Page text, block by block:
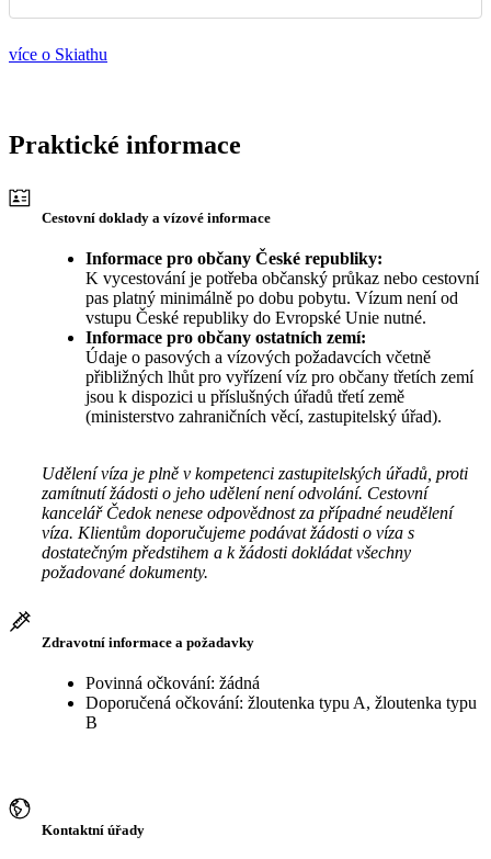
více o Skiathu
Praktické informace
Cestovní doklady a vízové informace
Informace pro občany České republiky:
K vycestování je potřeba občanský průkaz nebo cestovní
pas platný minimálně po dobu pobytu. Vízum není od
vstupu České republiky do Evropské Unie nutné.
Informace pro občany ostatních zemí:
Údaje o pasových a vízových požadavcích včetně
přibližných lhůt pro vyřízení víz pro občany třetích zemí
jsou k dispozici u příslušných úřadů třetí země
(ministerstvo zahraničních věcí, zastupitelský úřad).
Udělení víza je plně v kompetenci zastupitelských úřadů, proti
zamítnutí žádosti o jeho udělení není odvolání. Cestovní
kancelář Čedok nenese odpovědnost za případné neudělení
víza. Klientům doporučujeme podávat žádosti o víza s
dostatečným předstihem a k žádosti dokládat všechny
požadované dokumenty.
Zdravotní informace a požadavky
Povinná očkování: žádná
Doporučená očkování: žloutenka typu A, žloutenka typu
B
Kontaktní úřady